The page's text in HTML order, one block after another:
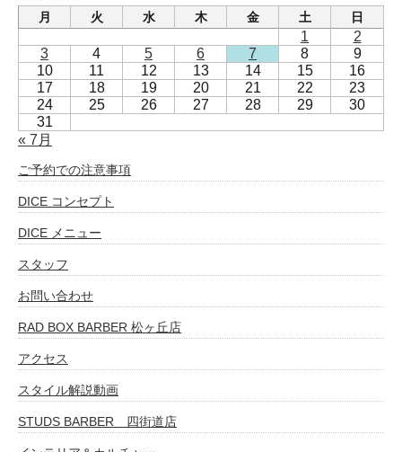
月
火 水 木 金 土 日
1
2
3
4 5 6 7 8
9
10
11 12 13 14 15
16
17
18 19 20 21 22
23
24
25 26 27 28 29
30
31
« 7月
ご予約での注意事項
DICE コンセプト
DICE メニュー
スタッフ
お問い合わせ
RAD BOX BARBER 松ヶ丘店
アクセス
スタイル解説動画
STUDS BARBER 四街道店